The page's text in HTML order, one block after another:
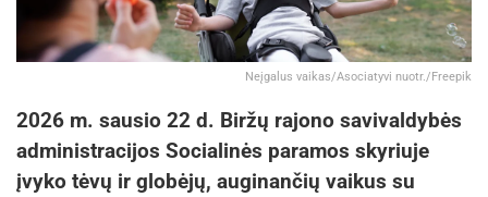
Neįgalus vaikas/Asociatyvi nuotr./Freepik
2026 m. sausio 22 d. Biržų rajono savivaldybės
administracijos Socialinės paramos skyriuje
įvyko tėvų ir globėjų, auginančių vaikus su